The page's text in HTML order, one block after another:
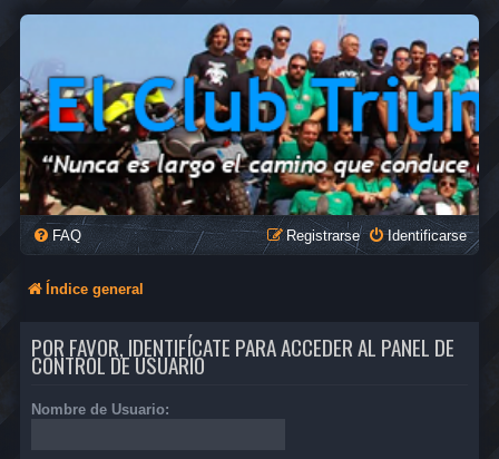
FAQ Identificarse
Registrarse
Índice general
POR FAVOR, IDENTIFÍCATE PARA ACCEDER AL PANEL DE
CONTROL DE USUARIO
Nombre de Usuario: